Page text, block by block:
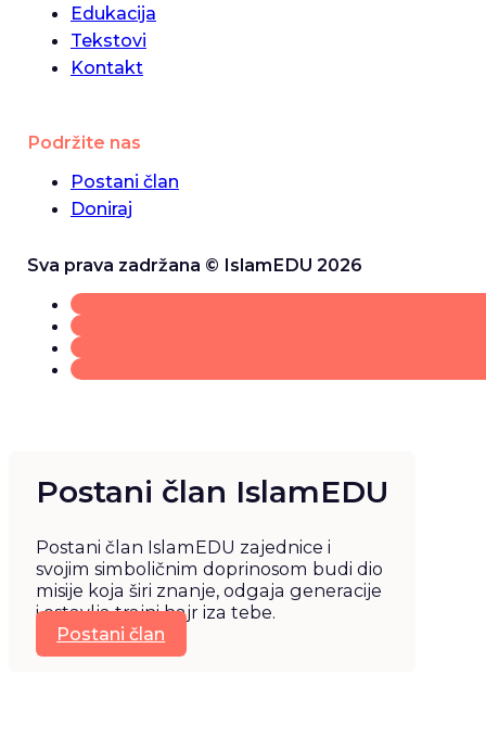
Edukacija
Tekstovi
Kontakt
Podržite nas
Postani član
Doniraj
Sva prava zadržana © IslamEDU 2026
Postani član IslamEDU
Postani član IslamEDU zajednice i
svojim simboličnim doprinosom budi dio
misije koja širi znanje, odgaja generacije
i ostavlja trajni hajr iza tebe.
Postani član